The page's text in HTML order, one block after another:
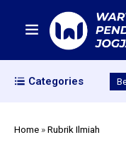
Categories
Home »Rubrik Ilmiah